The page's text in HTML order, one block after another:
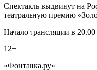
Спектакль выдвинут на
театральную премию
Начало трансляции в 20.00
12+
«Фонтанка.ру»